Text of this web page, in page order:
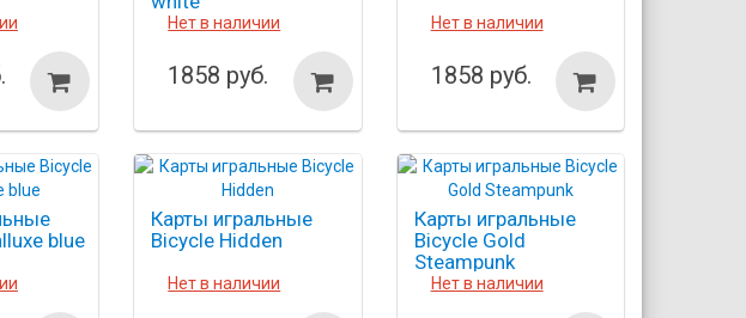
Нет в наличии
1858 руб.
Нет в наличии
1858 руб.
blue
Карты игральные
Bicycle Hidden
Нет в наличии
Карты игральные
Bicycle Gold
Steampunk
Нет в наличии